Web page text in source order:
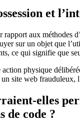
et
aux méthodes
sur un objet que
ce qui signifie que
physique
site web frauduleux,
elles
de code ?